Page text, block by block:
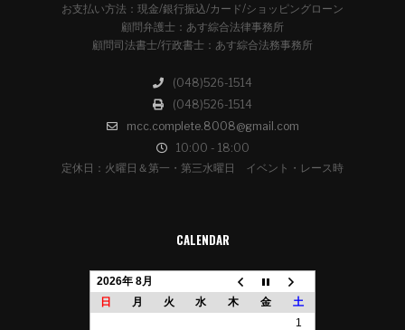
お支払い方法：現金/銀行振込/カード/ショッピングローン
顧問弁護士：あす綜合法律事務所
顧問司法書士/行政書士：あす綜合法務事務所
(048)526-1514
(048)526-1514
mcc.complete.8008@gmail.com
10:00 - 18:00
定休日：火曜日＆第一・第三水曜日 イベント・レース時
CALENDAR
2026年 8月
日
月 火 水 木 金
土
1